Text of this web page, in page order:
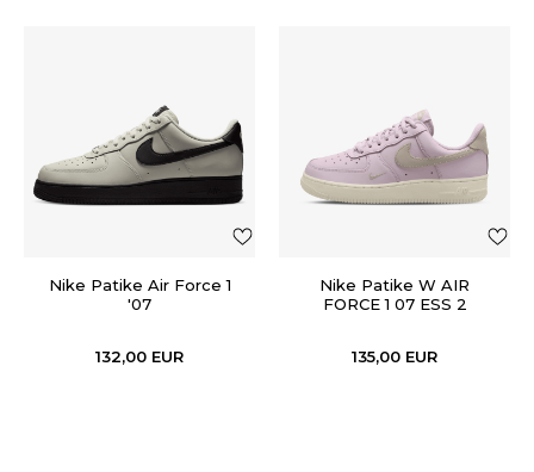
Nike Patike Air Force 1
'07
132,00 EUR
Nike Patike W AIR
FORCE 1 07 ESS 2
135,00 EUR